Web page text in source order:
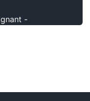
-